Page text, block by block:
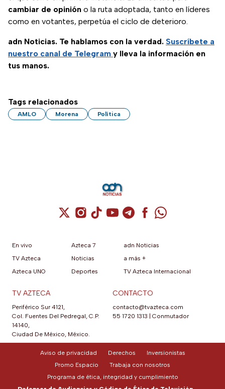
cambiar de opinión o la ruta adoptada, tanto en líderes
como en votantes, perpetúa el ciclo de deterioro.
adn Noticias. Te hablamos con la verdad. Suscríbete a
nuestro canal de Telegram y lleva la información en
tus manos.
Tags relacionados
AMLO Morena Política
Cuenta de X / Twitter (se abre en una
Cuenta de Instagram (se abre en una
Cuenta de TikTok (se abre en
Cuenta de YouTube (se abre
Cuenta de Telegram (se
Cuenta de
Cuenta de
En vivo
TV Azteca
Azteca UNO
Azteca 7
Noticias
Deportes
adn Noticias
a más +
TV Azteca Internacional
TV AZTECA
Periférico Sur 4121,
Col. Fuentes Del Pedregal, C.P.
14140,
Ciudad De México, México.
CONTACTO
contacto@tvazteca.com
55 1720 1313 | Conmutador
Aviso de privacidad Derechos
Inversionistas
Promo Espacio
Trabaja con nosotros
Programa de ética, integridad y cumplimiento